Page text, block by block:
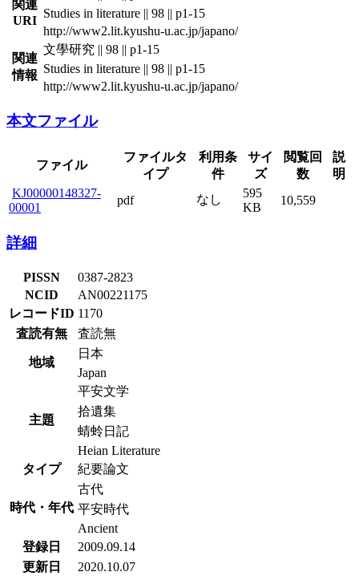
関連
URI
Studies in literature || 98 || p1-15
http://www2.lit.kyushu-u.ac.jp/japano/
関連
情報
文學研究 || 98 || p1-15
Studies in literature || 98 || p1-15
http://www2.lit.kyushu-u.ac.jp/japano/
本文ファイル
ファイル
ファイルタ
イプ
利用条
件
サイ
ズ
閲覧回
数
説
明
KJ00000148327-
00001
pdf なし
595
KB
10,559
詳細
PISSN
0387-2823
NCID
AN00221175
レコードID 1170
査読有無
査読無
地域
日本
Japan
主題
平安文学
拾遺集
蜻蛉日記
Heian Literature
タイプ
紀要論文
時代・年代
古代
平安時代
Ancient
登録日
2009.09.14
更新日
2020.10.07